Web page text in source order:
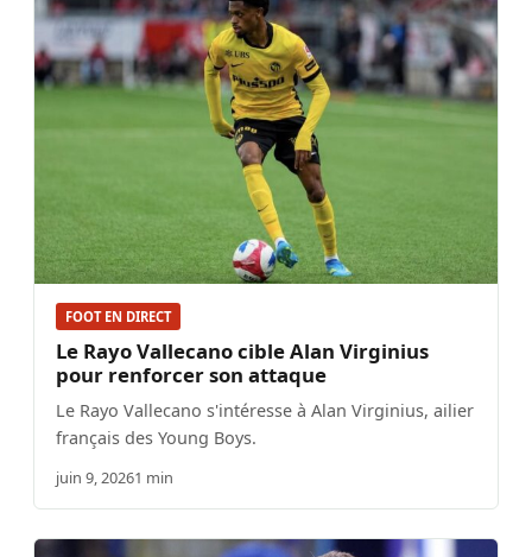
FOOT EN DIRECT
Le Rayo Vallecano cible Alan Virginius
pour renforcer son attaque
Le Rayo Vallecano s'intéresse à Alan Virginius, ailier
français des Young Boys.
juin 9, 20261 min